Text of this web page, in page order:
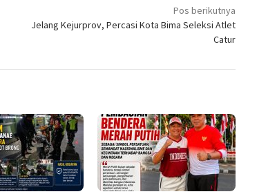
Pos berikutnya
Jelang Kejurprov, Percasi Kota Bima Seleksi Atlet
Catur